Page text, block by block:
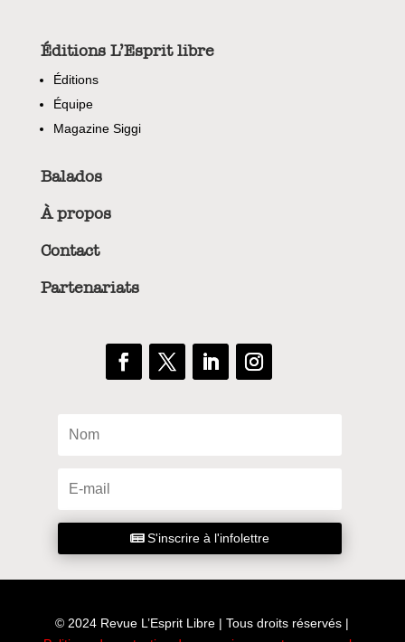
Éditions L’Esprit libre
Éditions
Équipe
Magazine Siggi
Balados
À propos
Contact
Partenariats
S'inscrire à l'infolettre
© 2024 Revue L’Esprit Libre | Tous droits réservés |